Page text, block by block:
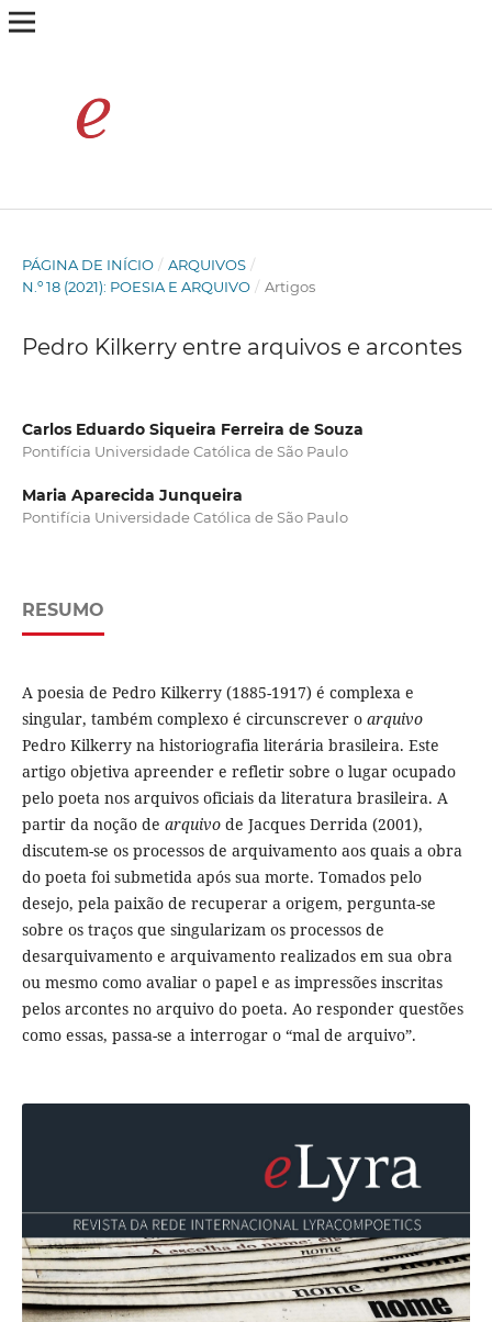
PÁGINA DE INÍCIO / ARQUIVOS /
N.º 18 (2021): POESIA E ARQUIVO / Artigos
Pedro Kilkerry entre arquivos e arcontes
Carlos Eduardo Siqueira Ferreira de Souza
Pontifícia Universidade Católica de São Paulo
Maria Aparecida Junqueira
Pontifícia Universidade Católica de São Paulo
RESUMO
A poesia de Pedro Kilkerry (1885-1917) é complexa e
singular, também complexo é circunscrever o arquivo
Pedro Kilkerry na historiografia literária brasileira. Este
artigo objetiva apreender e refletir sobre o lugar ocupado
pelo poeta nos arquivos oficiais da literatura brasileira. A
partir da noção de arquivo de Jacques Derrida (2001),
discutem-se os processos de arquivamento aos quais a obra
do poeta foi submetida após sua morte. Tomados pelo
desejo, pela paixão de recuperar a origem, pergunta-se
sobre os traços que singularizam os processos de
desarquivamento e arquivamento realizados em sua obra
ou mesmo como avaliar o papel e as impressões inscritas
pelos arcontes no arquivo do poeta. Ao responder questões
como essas, passa-se a interrogar o “mal de arquivo”.